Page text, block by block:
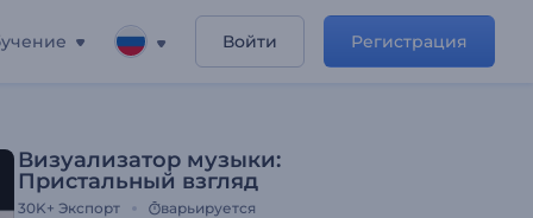
Войти Регистрация
Визуализатор музыки:
Пристальный взгляд
30K+ Экспорт варьируется